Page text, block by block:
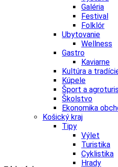
Galéria
Festival
Folklór
Ubytovanie
Wellness
Gastro
Kaviarne
Kultúra a
Kúpele
Šport a
Školstvo
Ekonomika
Košický kraj
Tipy
Výlet
Turistika
Cyklistika
Hrady